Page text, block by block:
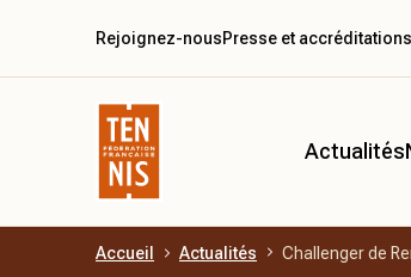
Aller au contenu principal
Actualités
Rejoignez-nousPresse et accréditations
Accueil Actualités Challenger de